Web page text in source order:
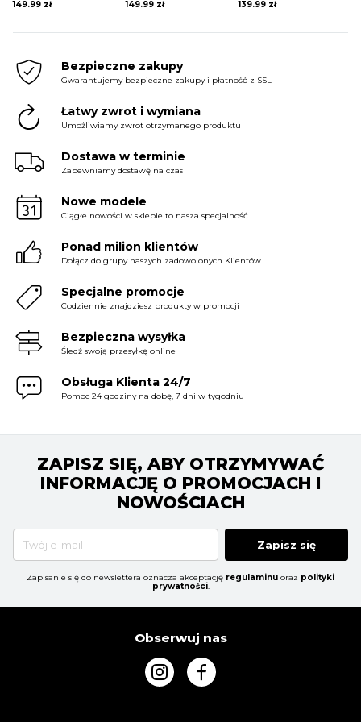
149.99 zł 149.99 zł 139.99 zł
Bezpieczne zakupy
Gwarantujemy bezpieczne zakupy i płatność z SSL
Łatwy zwrot i wymiana
Umożliwiamy zwrot otrzymanego produktu
Dostawa w terminie
Zapewniamy dostawę na czas
Nowe modele
Ciągłe nowości w sklepie to nasza specjalność
Ponad milion klientów
Dołącz do grupy naszych zadowolonych Klientów
Specjalne promocje
Codziennie znajdziesz produkty w promocji
Bezpieczna wysyłka
Śledź swoją przesyłkę online
Obsługa Klienta 24/7
Pomoc 24 godziny na dobę, 7 dni w tygodniu
ZAPISZ SIĘ, ABY OTRZYMYWAĆ
INFORMACJĘ O PROMOCJACH I
NOWOŚCIACH
Zapisz się
Zapisanie się do newslettera oznacza akceptację regulaminu oraz polityki
prywatności.
Obserwuj nas